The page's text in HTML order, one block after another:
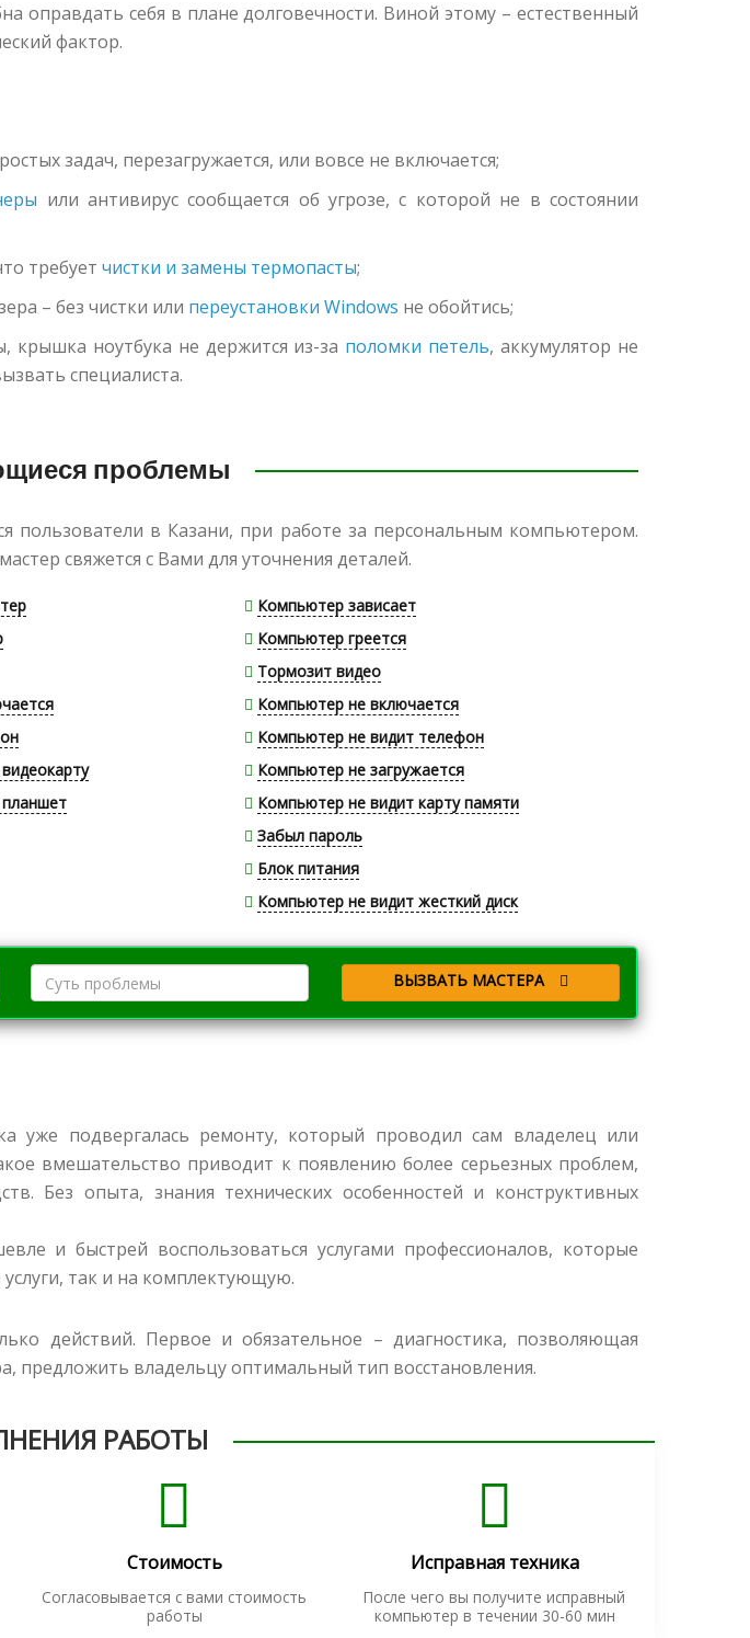
оправдать себя в плане долговечности. Виной этому – естественный
фактор.
задач, перезагружается, или вовсе не включается;
или антивирус сообщается об угрозе, с которой не в состоянии
требует чистки и замены термопасты;
– без чистки или переустановки Windows не обойтись;
крышка ноутбука не держится из-за поломки петель, аккумулятор не
специалиста.
проблемы
пользователи в Казани, при работе за персональным компьютером.
свяжется с Вами для уточнения деталей.
Компьютер зависает
Компьютер греется
Тормозит видео
Компьютер не включается
Компьютер не видит телефон
Компьютер не загружается
Компьютер не видит карту памяти
Забыл пароль
Блок питания
Компьютер не видит жесткий диск
ВЫЗВАТЬ МАСТЕРА
уже подвергалась ремонту, который проводил сам владелец или
вмешательство приводит к появлению более серьезных проблем,
Без опыта, знания технических особенностей и конструктивных
и быстрей воспользоваться услугами профессионалов, которые
так и на комплектующую.
действий. Первое и обязательное – диагностика, позволяющая
предложить владельцу оптимальный тип восстановления.
РАБОТЫ
Стоимость
Согласовывается с вами стоимость
работы
Исправная техника
После чего вы получите исправный
компьютер в течении 30-60 мин